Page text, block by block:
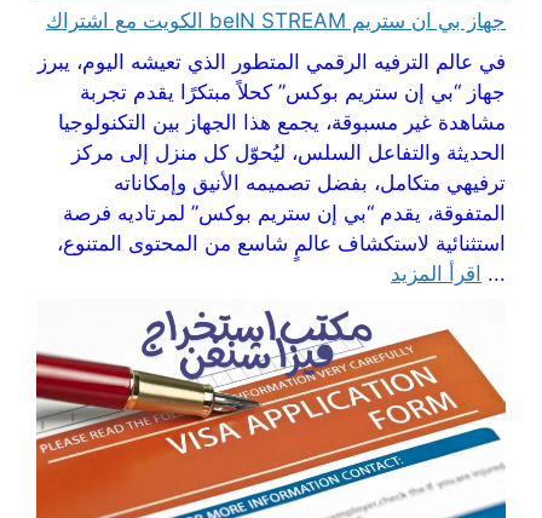
جهاز بي ان ستريم beIN STREAM الكويت مع اشتراك
في عالم الترفيه الرقمي المتطور الذي تعيشه اليوم، يبرز
جهاز “بي إن ستريم بوكس” كحلاً مبتكرًا يقدم تجربة
مشاهدة غير مسبوقة، يجمع هذا الجهاز بين التكنولوجيا
الحديثة والتفاعل السلس، ليُحوّل كل منزل إلى مركز
ترفيهي متكامل، بفضل تصميمه الأنيق وإمكاناته
المتفوقة، يقدم “بي إن ستريم بوكس” لمرتاديه فرصة
استثنائية لاستكشاف عالمٍ شاسع من المحتوى المتنوع،
... اقرأ المزيد